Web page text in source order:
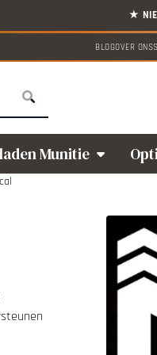
of sta alle
BLOGOVER ONS
Munitie